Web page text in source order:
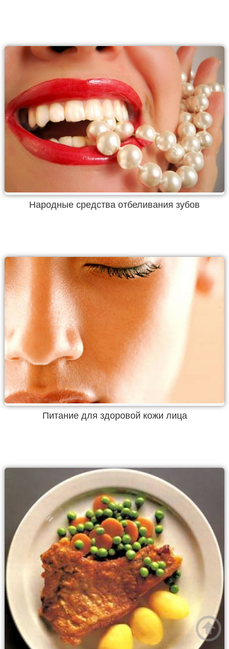
Народные средства отбеливания зубов
Питание для здоровой кожи лица